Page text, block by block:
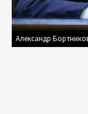
Александр